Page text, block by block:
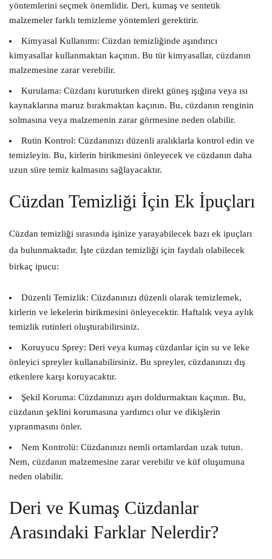
yöntemlerini seçmek önemlidir. Deri, kumaş ve sentetik
malzemeler farklı temizleme yöntemleri gerektirir.
Kimyasal Kullanımı: Cüzdan temizliğinde aşındırıcı
kimyasallar kullanmaktan kaçının. Bu tür kimyasallar, cüzdanın
malzemesine zarar verebilir.
Kurulama: Cüzdanı kuruturken direkt güneş ışığına veya ısı
kaynaklarına maruz bırakmaktan kaçının. Bu, cüzdanın renginin
solmasına veya malzemenin zarar görmesine neden olabilir.
Rutin Kontrol: Cüzdanınızı düzenli aralıklarla kontrol edin ve
temizleyin. Bu, kirlerin birikmesini önleyecek ve cüzdanın daha
uzun süre temiz kalmasını sağlayacaktır.
Cüzdan Temizliği İçin Ek İpuçları
Cüzdan temizliği sırasında işinize yarayabilecek bazı ek ipuçları
da bulunmaktadır. İşte cüzdan temizliği için faydalı olabilecek
birkaç ipucu:
Düzenli Temizlik: Cüzdanınızı düzenli olarak temizlemek,
kirlerin ve lekelerin birikmesini önleyecektir. Haftalık veya aylık
temizlik rutinleri oluşturabilirsiniz.
Koruyucu Sprey: Deri veya kumaş cüzdanlar için su ve leke
önleyici spreyler kullanabilirsiniz. Bu spreyler, cüzdanınızı dış
etkenlere karşı koruyacaktır.
Şekil Koruma: Cüzdanınızı aşırı doldurmaktan kaçının. Bu,
cüzdanın şeklini korumasına yardımcı olur ve dikişlerin
yıpranmasını önler.
Nem Kontrolü: Cüzdanınızı nemli ortamlardan uzak tutun.
Nem, cüzdanın malzemesine zarar verebilir ve küf oluşumuna
neden olabilir.
Deri ve Kumaş Cüzdanlar
Arasındaki Farklar Nelerdir?